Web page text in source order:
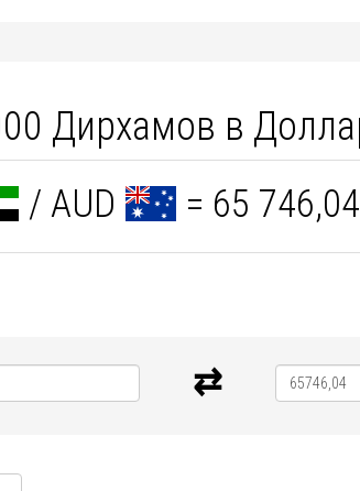
Дирхамов в
/ AUD = 65 746,04